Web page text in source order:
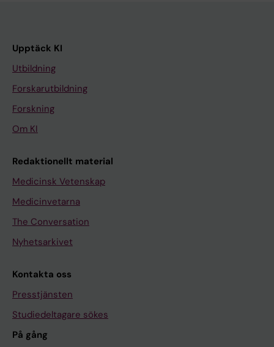
Upptäck KI
Utbildning
Forskarutbildning
Forskning
Om KI
Redaktionellt material
Medicinsk Vetenskap
Medicinvetarna
The Conversation
Nyhetsarkivet
Kontakta oss
Presstjänsten
Studiedeltagare sökes
På gång